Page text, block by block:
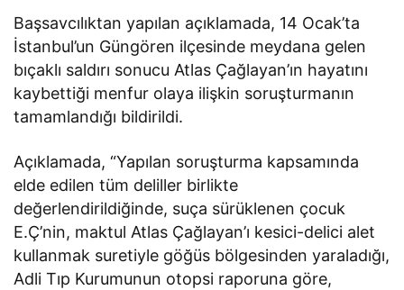
Başsavcılıktan yapılan açıklamada, 14 Ocak’ta
İstanbul’un Güngören ilçesinde meydana gelen
bıçaklı saldırı sonucu Atlas Çağlayan’ın hayatını
kaybettiği menfur olaya ilişkin soruşturmanın
tamamlandığı bildirildi.
Açıklamada, “Yapılan soruşturma kapsamında
elde edilen tüm deliller birlikte
değerlendirildiğinde, suça sürüklenen çocuk
E.Ç’nin, maktul Atlas Çağlayan’ı kesici-delici alet
kullanmak suretiyle göğüs bölgesinden yaraladığı,
Adli Tıp Kurumunun otopsi raporuna göre,